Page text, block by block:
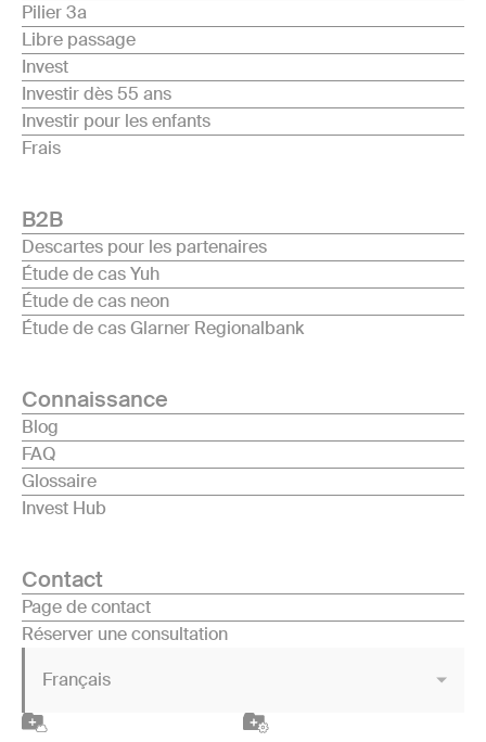
Pilier 3a
Libre passage
Invest
Investir dès 55 ans
Investir pour les enfants
Frais
B2B
Descartes pour les partenaires
Étude de cas Yuh
Étude de cas neon
Étude de cas Glarner Regionalbank
Connaissance
Blog
FAQ
Glossaire
Invest Hub
Contact
Page de contact
Réserver une consultation
Français